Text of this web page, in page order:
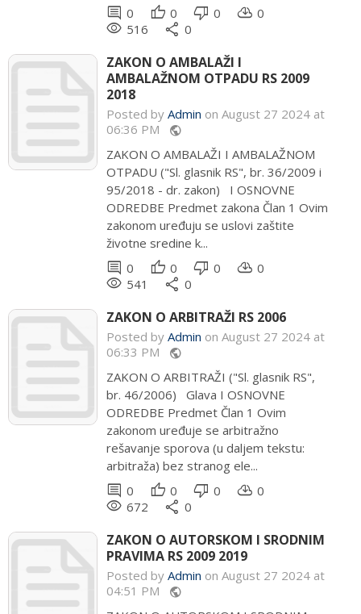
comment 0 thumb_up 0 thumb_down 0 cloud_download 0
remove_red_eye 516 share 0
ZAKON O AMBALAŽI I
AMBALAŽNOM OTPADU RS 2009
2018
Posted by Admin on August 27 2024 at
06:36 PM public
ZAKON O AMBALAŽI I AMBALAŽNOM
OTPADU ("Sl. glasnik RS", br. 36/2009 i
95/2018 - dr. zakon) I OSNOVNE
ODREDBE Predmet zakona Član 1 Ovim
zakonom uređuju se uslovi zaštite
životne sredine k...
comment 0 thumb_up 0 thumb_down 0 cloud_download 0
remove_red_eye 541 share 0
ZAKON O ARBITRAŽI RS 2006
Posted by Admin on August 27 2024 at
06:33 PM public
ZAKON O ARBITRAŽI ("Sl. glasnik RS",
br. 46/2006) Glava I OSNOVNE
ODREDBE Predmet Član 1 Ovim
zakonom uređuje se arbitražno
rešavanje sporova (u daljem tekstu:
arbitraža) bez stranog ele...
comment 0 thumb_up 0 thumb_down 0 cloud_download 0
remove_red_eye 672 share 0
ZAKON O AUTORSKOM I SRODNIM
PRAVIMA RS 2009 2019
Posted by Admin on August 27 2024 at
04:51 PM public